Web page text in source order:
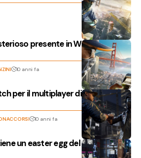
presente in Watch Dogs 2
10 anni fa
per il multiplayer di Watch Dogs
10 anni fa
un easter egg del nuovo